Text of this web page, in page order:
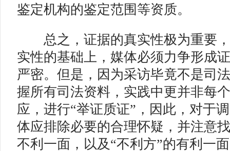
鉴定机构的鉴定范围等资质。
总之，证据的真实性极为重要，
实性的基础上，媒体必须力争形成
严密。但是，因为采访毕竟不是司
握所有司法资料，实践中更并非每
应，进行“举证质证”，因此，对于
体应排除必要的合理怀疑，并注意
不利一面，以及“不利方”的有利一